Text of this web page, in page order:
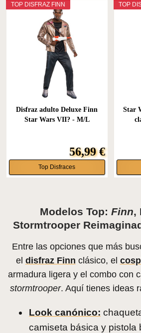
TOP DISFRAZ FINN
Disfraz adulto Deluxe Finn
Star Wars VII? - M/L
56,99 €
Top Disfraces
TOP
Star
Modelos Top: Finn,
Stormtrooper
Entre las opciones que más
el disfraz Finn clásico, el
armadura ligera y el combo con
stormtrooper. Aquí tienes ideas
Look canónico:
camiseta básica y pistola